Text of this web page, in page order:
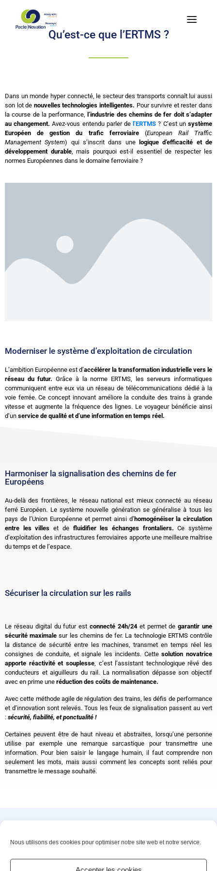
Nous utilisons des cookies pour optimiser notre site web et notre service.
Qu’est-ce que l’ERTMS ?
Dans un monde hyper connecté, le secteur des transports connaît lui aussi
son lot de nouvelles technologies intelligentes. Pour survivre et rester dans
la course de la performance, l’industrie des chemins de fer doit s’adapter
au changement.Avez-vous entendu parler de l’ERTMS? C’est unsystème
Européen de gestion du trafic ferroviaire(European Rail Traffic
Management System) qui s’inscrit dans une
logique d’efficacité et de
développement durable, mais pourquoi est-il essentiel de respecter les
normes Européennes dans le domaine ferroviaire ?
Moderniser le système d’exploitation de circulation
L’ambition Européenne est d’accélérer la transformation industrielle vers le
réseau du futur. Grâce à la norme ERTMS, les serveurs informatiques
communiquent entre eux via un réseau de télécommunications dédié à la
voie ferrée. Ce concept innovant améliore la conduite des trains à grande
vitesse et augmente la fréquence des lignes. Le voyageur bénéficie ainsi
d’un service de qualité et d’une information en temps réel.
Harmoniser la signalisation des chemins de fer
Européens
Au-delà des frontières, le réseau national est mieux connecté au réseau
ferré Européen. Le système nouvelle génération se généralise à tous les
pays de l’Union Européenne et permet ainsi d’ homogénéiser la circulation
entre les villes et defluidifier les échanges frontaliers.Ce système
d’exploitation des infrastructures ferroviaires apporte une meilleure maîtrise
du temps et de l’espace.
Sécuriser la circulation sur les rails
Le réseau digital du futur est connecté 24h/24et permet degarantir une
sécurité maximale sur les chemins de fer. La technologie ERTMS contrôle
la distance de sécurité entre les machines, transmet en temps réel les
consignes de conduite, et signale les incidents. Cettesolution novatrice
apporte réactivité et souplesse, c’est l’assistant technologique rêvé des
conducteurs et aiguilleurs du rail. La normalisation dépasse son objectif
avec en prime une réduction des coûts de maintenance.
Avec cette méthode agile de régulation des trains, les défis de performance
et d’innovation sont relevés. Tous les feux de signalisation passent au vert
: sécurité, fiabilité, et ponctualité !
Certaines peuvent être de haut niveau et abstraites, lorsqu’une personne
utilise par exemple une remarque sarcastique pour transmettre une
information. Pour bien saisir le langage humain, il faut comprendre non
seulement les mots, mais aussi comment les concepts sont reliés pour
transmettre le message souhaité.